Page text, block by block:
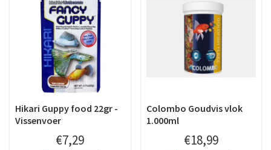
Hikari Guppy food 22gr -
Vissenvoer
€7,29
Colombo Goudvis vlok
1.000ml
€18,99